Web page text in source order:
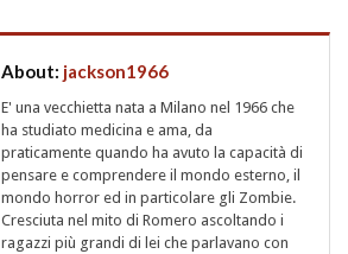
About: jackson1966
E' una vecchietta nata a Milano nel 1966 che
ha studiato medicina e ama, da
praticamente quando ha avuto la capacità di
pensare e comprendere il mondo esterno, il
mondo horror ed in particolare gli Zombie.
Cresciuta nel mito di Romero ascoltando i
ragazzi più grandi di lei che parlavano con